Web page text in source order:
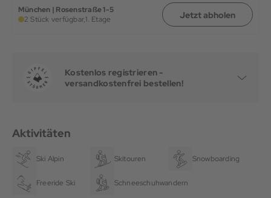
München | Rosenstraße 1-5
2 Stück verfügbar,1. Etage Jetzt abholen
Kostenlos registrieren -
versandkostenfrei bestellen!
Aktivitäten
Ski Alpin Skitouren Snowboarding
Freeride Ski Schneeschuhwandern